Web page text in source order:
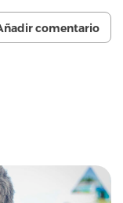
comentario